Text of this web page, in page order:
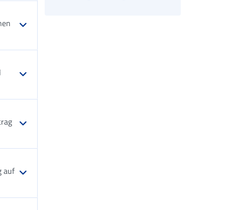
auf